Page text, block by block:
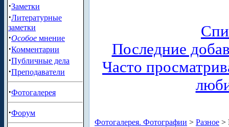
·Заметки
·Литературные
заметки
·Особое мнение
·Комментарии
·Публичные дела
·Преподаватели
·Фотогалерея
·Форум
Последние
Часто
Фотогалерея. Фотографии > Разное >